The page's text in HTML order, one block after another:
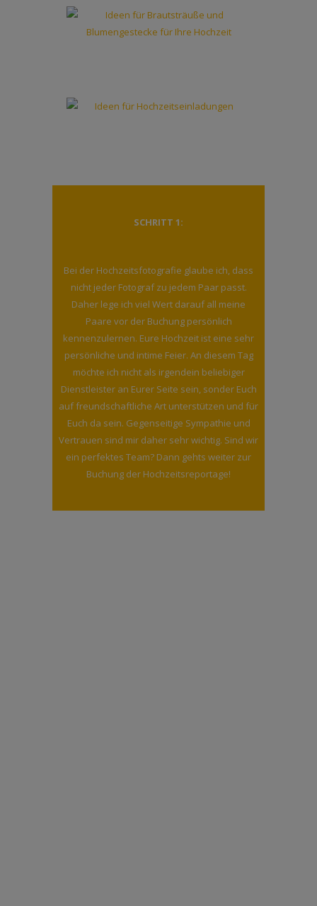
SCHRITT 1:
Bei der Hochzeitsfotografie glaube ich, dass
nicht jeder Fotograf zu jedem Paar passt.
Daher lege ich viel Wert darauf all meine
Paare vor der Buchung persönlich
kennenzulernen. Eure Hochzeit ist eine sehr
persönliche und intime Feier. An diesem Tag
möchte ich nicht als irgendein beliebiger
Dienstleister an Eurer Seite sein, sonder Euch
auf freundschaftliche Art unterstützen und für
Euch da sein. Gegenseitige Sympathie und
Vertrauen sind mir daher sehr wichtig. Sind wir
ein perfektes Team? Dann gehts weiter zur
Buchung der Hochzeitsreportage!